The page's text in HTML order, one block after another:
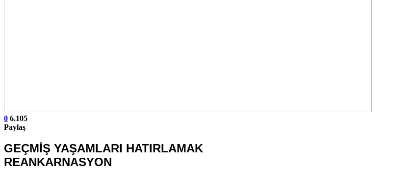
0 6.105
Paylaş
GEÇMİŞ YAŞAMLARI HATIRLAMAK
REANKARNASYON